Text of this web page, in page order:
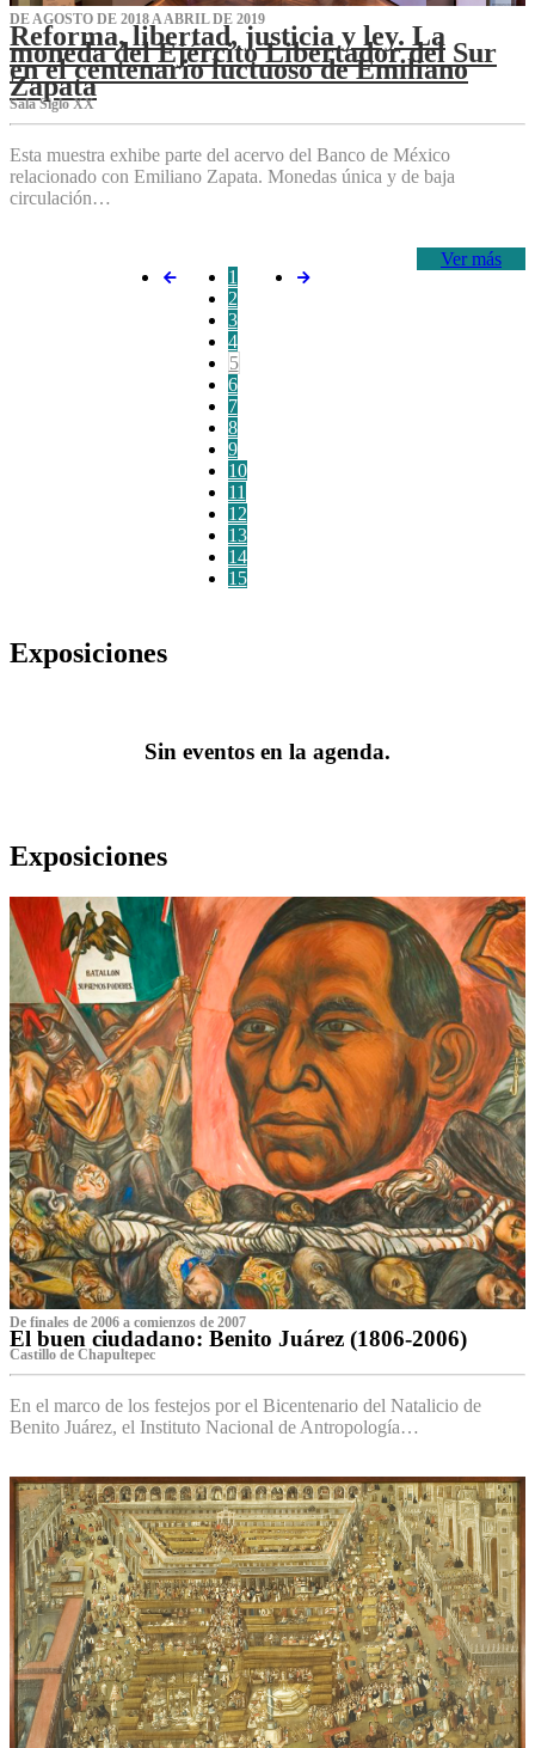
DE AGOSTO DE 2018 A ABRIL DE 2019
Reforma, libertad, justicia y ley. La
moneda del Ejército Libertador del Sur
en el centenario luctuoso de Emiliano
Zapata
Sala Siglo XX
Esta muestra exhibe parte del acervo del Banco de México
relacionado con Emiliano Zapata. Monedas única y de baja
circulación…
Ver más
1
2
3
4
5
6
7
8
9
10
11
12
13
14
15
Exposiciones
Sin eventos en la agenda.
Exposiciones
De finales de 2006 a comienzos de 2007
El buen ciudadano: Benito Juárez (1806-2006)
Castillo de Chapultepec
En el marco de los festejos por el Bicentenario del Natalicio de
Benito Juárez, el Instituto Nacional de Antropología…